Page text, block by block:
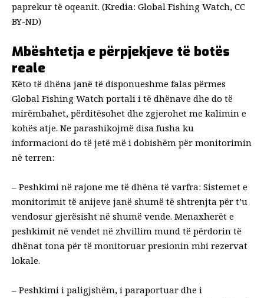
paprekur të oqeanit. (Kredia: Global Fishing Watch, CC
BY-ND)
Mbështetja e përpjekjeve të botës
reale
Këto të dhëna janë të disponueshme falas përmes
Global Fishing Watch portali i të dhënave dhe do të
mirëmbahet, përditësohet dhe zgjerohet me kalimin e
kohës atje. Ne parashikojmë disa fusha ku
informacioni do të jetë më i dobishëm për monitorimin
në terren:
– Peshkimi në rajone me të dhëna të varfra: Sistemet e
monitorimit të anijeve janë shumë të shtrenjta për t’u
vendosur gjerësisht në shumë vende. Menaxherët e
peshkimit në vendet në zhvillim mund të përdorin të
dhënat tona për të monitoruar presionin mbi rezervat
lokale.
– Peshkimi i paligjshëm, i paraportuar dhe i